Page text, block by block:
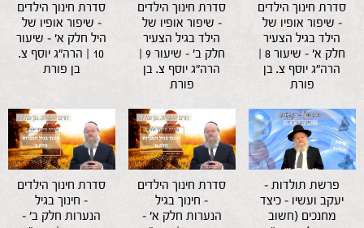
סדרת חינוך הילדים
– שיפור אופיו של
היל חלק א' – שיעור
10 | הרה"ג יוסף צ.
בן פורת
סדרת חינוך הילדים
– שיפור אופיו של
הילד בגיל הצעיר
הרה"ג יוסף צ. בן
פורת
סדרת חינוך הילדים
– שיפור אופיו של
הילד בגיל הצעיר
חלק א' – שיעור 8 |
הרה"ג יוסף צ. בן
פורת
סדרת חינוך הילדים
– חינוך בגיל
הנערות חלק ב' –
סדרת חינוך הילדים
– חינוך בגיל
הנערות חלק א' –
פרשת תולדות –
יעקב ועשיו – כיצד
מחנכים (חשוב